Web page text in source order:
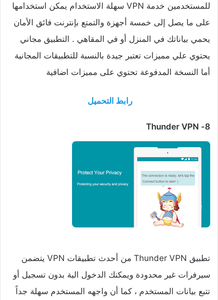
للمستخدمين خدمة VPN سهلة الاستخدام يمكن استخدامها
على ما يصل إلى خمسة أجهزة والتمتع بإنترنت فائق الأمان
يحمي بياناتك في المنزل أو في المقاهي . التطبيق مجاني
يحتوي علي مميزات تعتبر جيدة بالنسبة للتطبيقات المجانية
أما النسخة المدفوعة تحتوي على مميزات اضافية
رابط التحميل
8-
تطبيق Thunder VPN من أحدث تطبيقات VPN يتضمن
سيرفرات غير محدودة ويمكنك الدخول الية بدون تسجيل أو
تتبع بيانات المستخدم ، كما أن واجهه المستخدم سهلة جداً